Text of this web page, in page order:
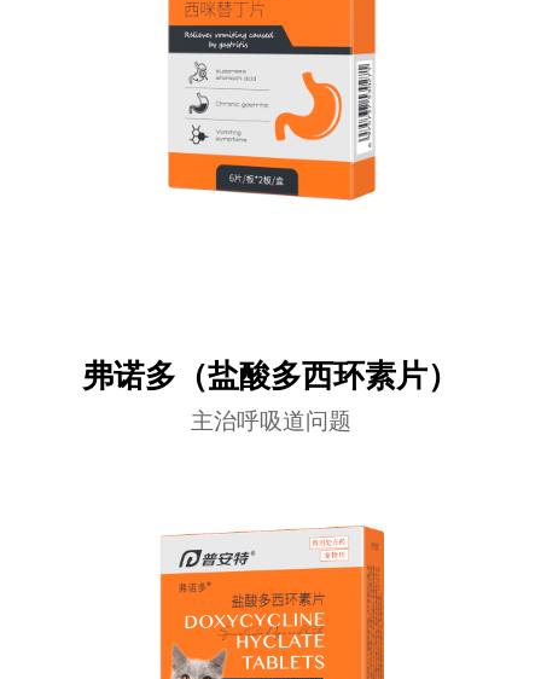
弗诺多（盐酸多西环素片）
主治呼吸道问题